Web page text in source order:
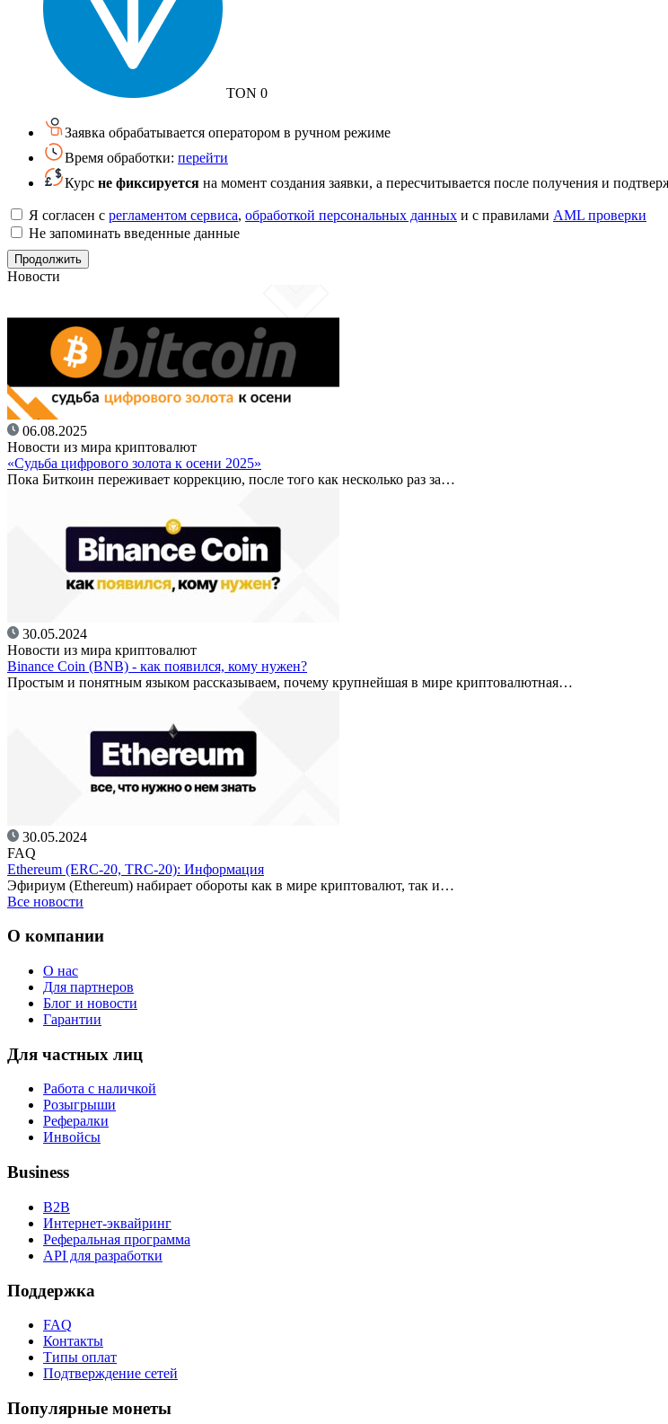
TON 0
Заявка обрабатывается оператором в ручном режиме
Время обработки: перейти
Курс не фиксируется на момент создания заявки, а пересчитывается после получения и
Я согласен с регламентом сервиса, обработкой персональных данных и с правилами AML проверки
Не запоминать введенные данные
Новости
06.08.2025
Новости из мира криптовалют
«Судьба цифрового золота к осени 2025»
Пока Биткоин переживает коррекцию, после того как несколько раз за…
30.05.2024
Новости из мира криптовалют
Binance Coin (BNB) - как появился, кому нужен?
Простым и понятным языком рассказываем, почему крупнейшая в мире криптовалютная…
30.05.2024
FAQ
Ethereum (ERC-20, TRC-20): Информация
Эфириум (Ethereum) набирает обороты как в мире криптовалют, так и…
Все новости
О компании
О нас
Для партнеров
Блог и новости
Гарантии
Для частных лиц
Работа с наличкой
Розыгрыши
Рефералки
Инвойсы
Business
B2B
Интернет-эквайринг
Реферальная программа
API для разработки
Поддержка
FAQ
Контакты
Типы оплат
Подтверждение сетей
Популярные монеты